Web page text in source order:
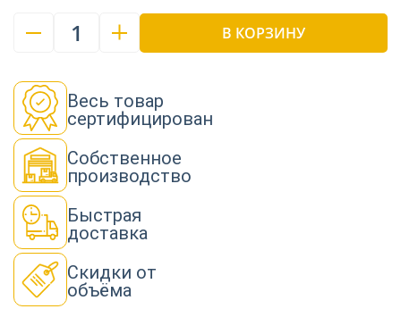
1 В КОРЗИНУ
Весь товар
сертифицирован
Собственное
производство
Быстрая
доставка
Скидки от
объёма